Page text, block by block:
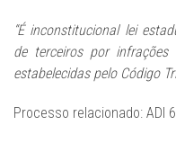
“É inconstitucional lei
de terceiros por
estabelecidas pelo Código
Processo relacionado: ADI